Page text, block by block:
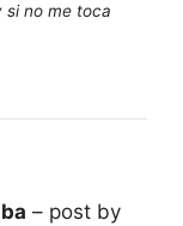
si no me toca
– post by